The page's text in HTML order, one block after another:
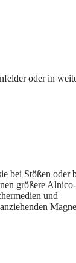
oder in
bei Stößen oder
größere Alnico-
und